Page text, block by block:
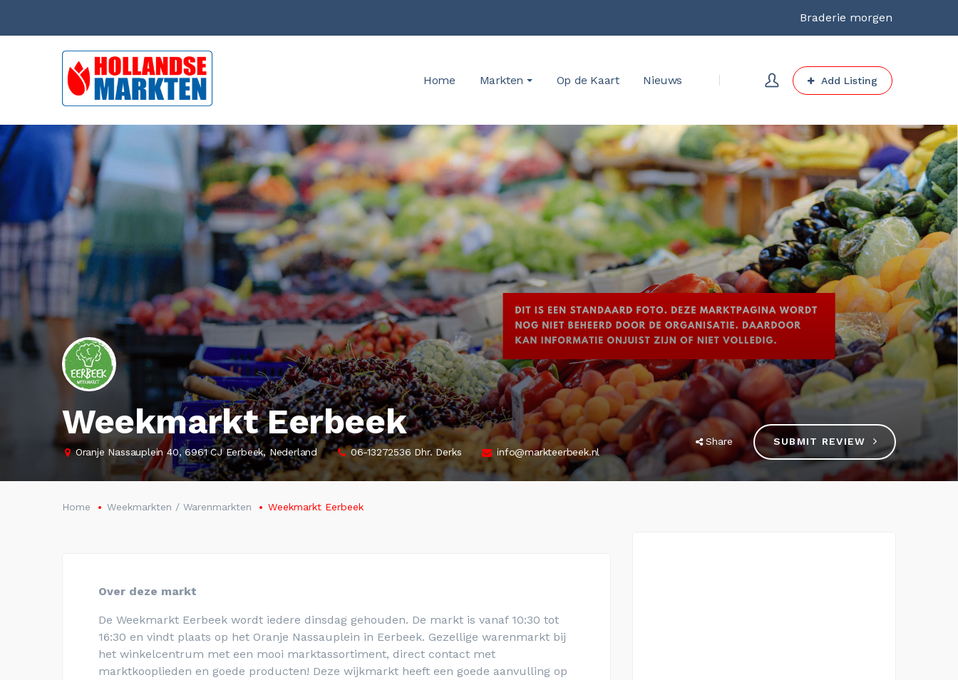
Braderie morgen
Home Markten Op de Kaart Nieuws Add Listing
Weekmarkt Eerbeek
Oranje Nassauplein 40, 6961 CJ Eerbeek, Nederland 06-13272536 Dhr. Derks info@markteerbeek.nl
Share SUBMIT REVIEW
Home Weekmarkten / Warenmarkten Weekmarkt Eerbeek
Over deze markt
De Weekmarkt Eerbeek wordt iedere dinsdag gehouden. De markt is vanaf 10:30 tot
16:30 en vindt plaats op het Oranje Nassauplein in Eerbeek. Gezellige warenmarkt bij
het winkelcentrum met een mooi marktassortiment, direct contact met
marktkooplieden en goede producten! Deze wijkmarkt heeft een goede aanvulling op